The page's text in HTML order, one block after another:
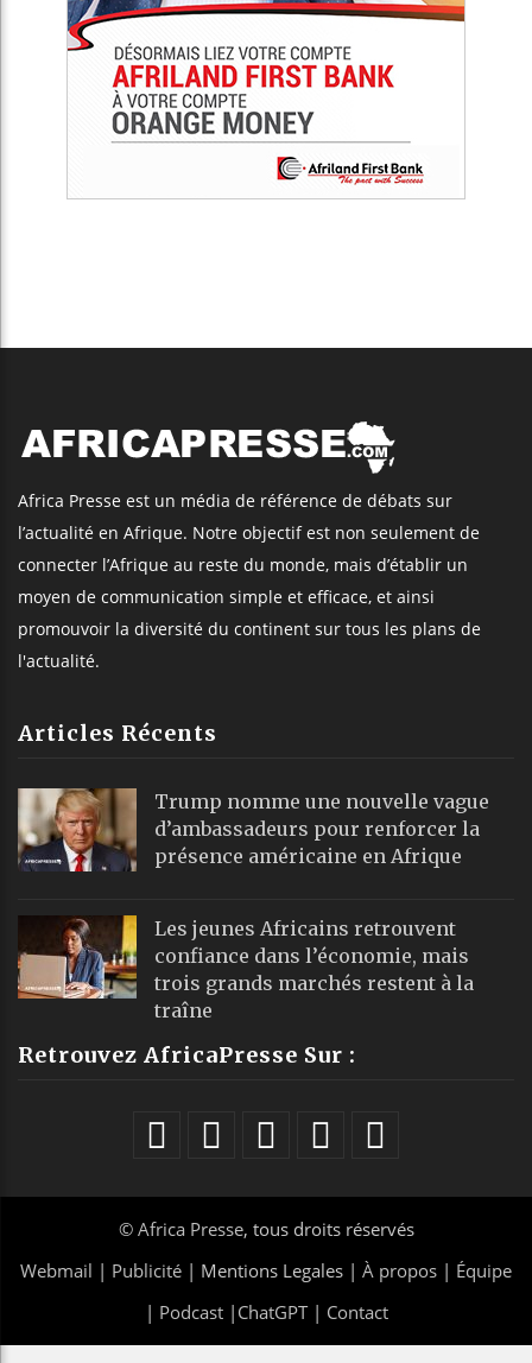
Africa Presse est un média de référence de débats sur
l’actualité en Afrique. Notre objectif est non seulement de
connecter l’Afrique au reste du monde, mais d’établir un
moyen de communication simple et efficace, et ainsi
promouvoir la diversité du continent sur tous les plans de
l'actualité.
Articles Récents
Trump nomme une nouvelle vague
d’ambassadeurs pour renforcer la
présence américaine en Afrique
Les jeunes Africains retrouvent
confiance dans l’économie, mais
trois grands marchés restent à la
traîne
Retrouvez AfricaPresse Sur :
© Africa Presse, tous droits réservés
Webmail | Publicité | Mentions Legales | À propos | Équipe
| Podcast| ChatGPT| Contact